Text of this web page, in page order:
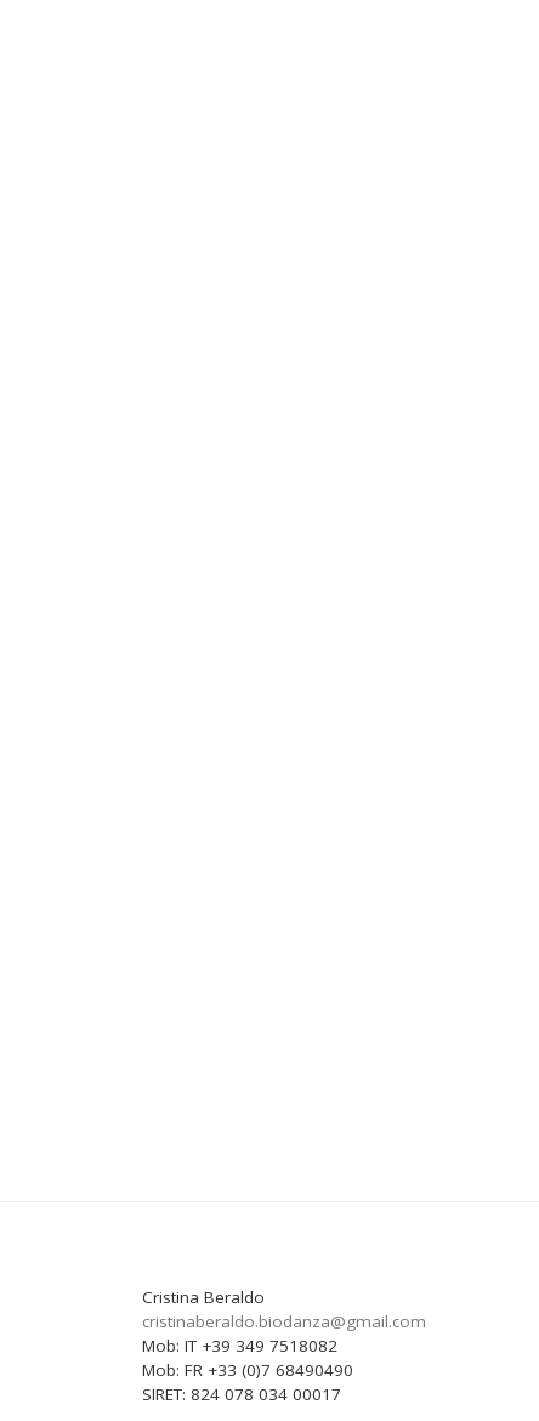
Cristina Beraldo
cristinaberaldo.biodanza@gmail.com
Mob: IT +39 349 7518082
Mob: FR +33 (0)7 68490490
SIRET: 824 078 034 00017